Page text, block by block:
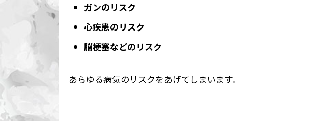
ガンのリスク
心疾患のリスク
脳梗塞などのリスク
あらゆる病気のリスクをあげてしまいます。